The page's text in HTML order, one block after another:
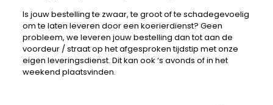
Is jouw bestelling te zwaar, te groot of te schadegevoelig
om te laten leveren door een koerierdienst? Geen
probleem, we leveren jouw bestelling dan tot aan de
voordeur / straat op het afgesproken tijdstip met onze
eigen leveringsdienst. Dit kan ook ‘s avonds of in het
weekend plaatsvinden.